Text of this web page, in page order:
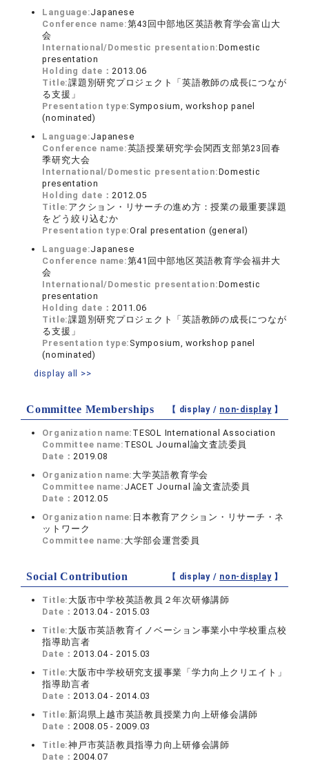
Language:Japanese
Conference name:第43回中部地区英語教育学会富山大
会
International/Domestic presentation:Domestic
presentation
Holding date：2013.06
Title:課題別研究プロジェクト「英語教師の成長につなが
る支援」
Presentation type: Symposium, workshop panel
(nominated)
Language:Japanese
Conference name:英語授業研究学会関西支部第23回春
季研究大会
International/Domestic presentation:Domestic
presentation
Holding date：2012.05
Title: アクション・リサーチの進め方：授業の最重要課題
をどう絞り込むか
Presentation type:Oral presentation (general)
Language:Japanese
Conference name:第41回中部地区英語教育学会福井大
会
International/Domestic presentation:Domestic
presentation
Holding date：2011.06
Title:課題別研究プロジェクト「英語教師の成長につなが
る支援」
Presentation type: Symposium, workshop panel
(nominated)
display all >>
Committee Memberships 【 display / non-display】
Organization name: TESOL International Association
Committee name: TESOL Journal論文査読委員
Date：2019.08
Organization name: 大学英語教育学会
Committee name: JACET Journal 論文査読委員
Date：2012.05
Organization name: 日本教育アクション・リサーチ・ネ
ットワーク
Committee name: 大学部会運営委員
Social Contribution 【 display / non-display】
Title: 大阪市中学校英語教員２年次研修講師
Date：2013.04 - 2015.03
Title: 大阪市英語教育イノベーション事業小中学校重点校
指導助言者
Date：2013.04 - 2015.03
Title: 大阪市中学校研究支援事業「学力向上クリエイト」
指導助言者
Date：2013.04 - 2014.03
Title: 新潟県上越市英語教員授業力向上研修会講師
Date：2008.05 - 2009.03
Title:神戸市英語教員指導力向上研修会講師
Date：2004.07